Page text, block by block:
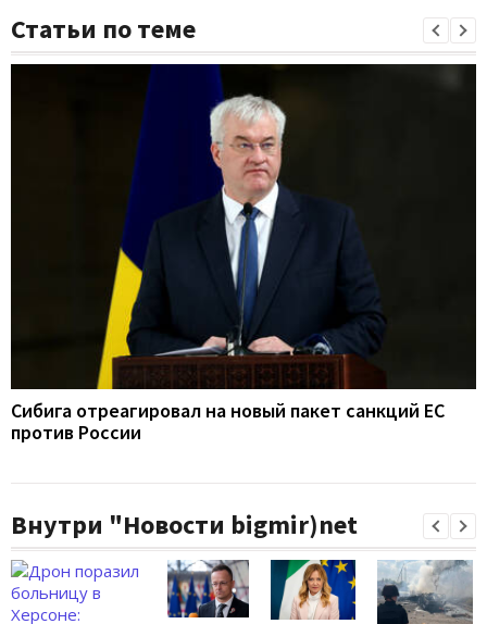
Статьи по теме
Сибига отреагировал на новый пакет санкций ЕС
против России
Внутри "Новости bigmir)net